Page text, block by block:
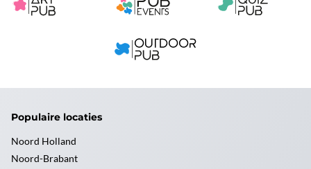
Populaire locaties
Noord Holland
Noord-Brabant